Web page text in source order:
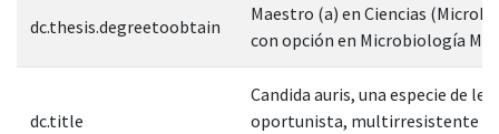
dc.thesis.degreetoobtain
Maestro (a) en Ciencias
con opción en Microbiología
dc.title
Candida auris, una especie de
oportunista, multirresistente